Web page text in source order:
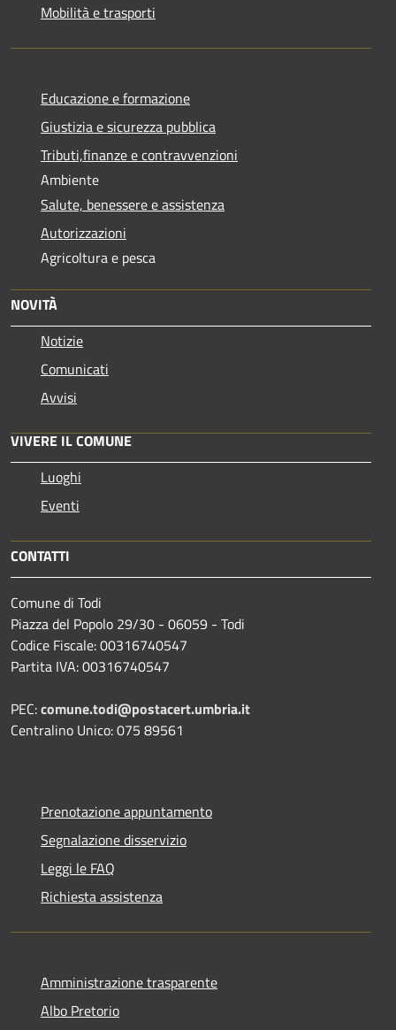
Mobilità e trasporti
Educazione e formazione
Giustizia e sicurezza pubblica
Tributi,finanze e contravvenzioni
Ambiente
Salute, benessere e assistenza
Autorizzazioni
Agricoltura e pesca
NOVITÀ
Notizie
Comunicati
Avvisi
VIVERE IL COMUNE
Luoghi
Eventi
CONTATTI
Comune di Todi
Piazza del Popolo 29/30 - 06059 - Todi
Codice Fiscale: 00316740547
Partita IVA: 00316740547
PEC:comune.todi@postacert.umbria.it
Centralino Unico: 075 89561
Prenotazione appuntamento
Segnalazione disservizio
Leggi le FAQ
Richiesta assistenza
Amministrazione trasparente
Albo Pretorio